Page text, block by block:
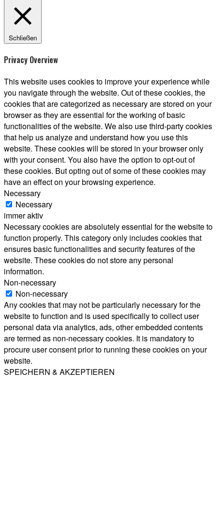
Schließen
Privacy Overview
This website uses cookies to improve your experience while
you navigate through the website. Out of these cookies, the
cookies that are categorized as necessary are stored on your
browser as they are essential for the working of basic
functionalities of the website. We also use third-party cookies
that help us analyze and understand how you use this
website. These cookies will be stored in your browser only
with your consent. You also have the option to opt-out of
these cookies. But opting out of some of these cookies may
have an effect on your browsing experience.
Necessary
Necessary
immer aktiv
Necessary cookies are absolutely essential for the website to
function properly. This category only includes cookies that
ensures basic functionalities and security features of the
website. These cookies do not store any personal
information.
Non-necessary
Non-necessary
Any cookies that may not be particularly necessary for the
website to function and is used specifically to collect user
personal data via analytics, ads, other embedded contents
are termed as non-necessary cookies. It is mandatory to
procure user consent prior to running these cookies on your
website.
SPEICHERN & AKZEPTIEREN